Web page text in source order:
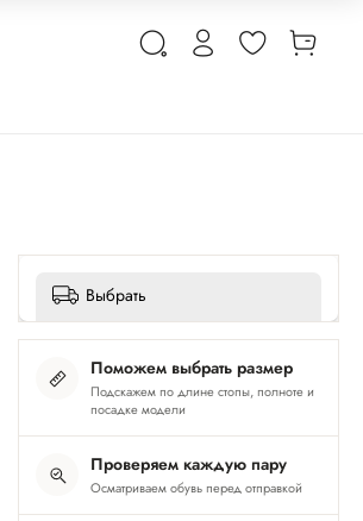
Выбрать
Поможем выбрать размер
Подскажем по длине стопы, полноте и
посадке модели
Проверяем каждую пару
Осматриваем обувь перед отправкой